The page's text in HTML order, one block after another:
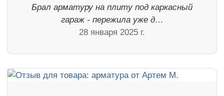
Брал арматуру на плиту под каркасный
гараж - пережила уже д…
28 января 2025 г.